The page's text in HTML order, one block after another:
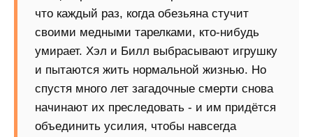
что каждый раз, когда обезьяна стучит
своими медными тарелками, кто-нибудь
умирает. Хэл и Билл выбрасывают игрушку
и пытаются жить нормальной жизнью. Но
спустя много лет загадочные смерти снова
начинают их преследовать - и им придётся
объединить усилия, чтобы навсегда